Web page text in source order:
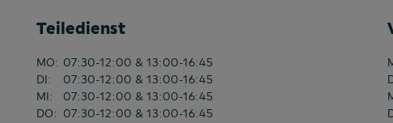
Teiledienst
MO: 07:30-12:00 & 13:00-16:45
DI:
07:30-12:00 & 13:00-16:45
MI:
07:30-12:00 & 13:00-16:45
DO: 07:30-12:00 & 13:00-16:45